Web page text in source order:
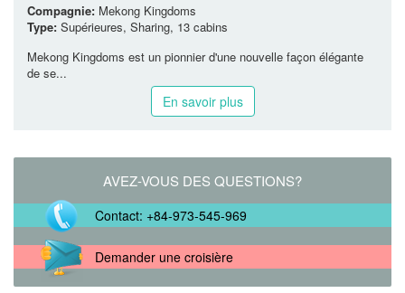
Compagnie: Mekong Kingdoms
Type: Supérieures, Sharing, 13 cabins
Mekong Kingdoms est un pionnier d'une nouvelle façon élégante
de se...
En savoir plus
AVEZ-VOUS DES QUESTIONS?
Contact: +84-973-545-969
Demander une croisière